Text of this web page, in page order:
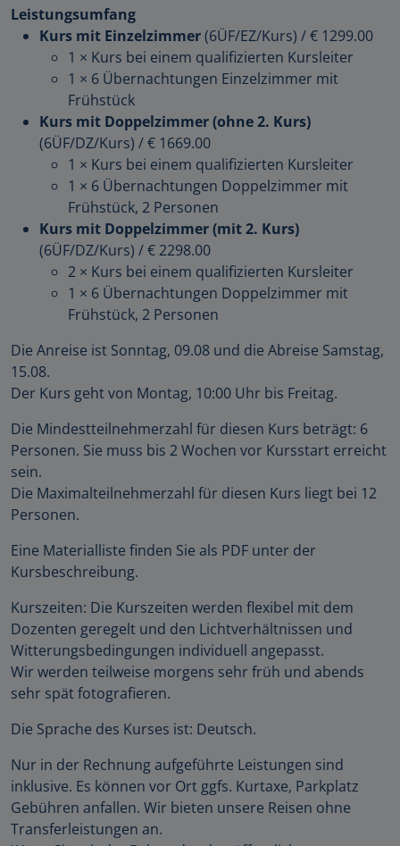
Leistungsumfang
Kurs mit Einzelzimmer(6ÜF/EZ/Kurs) /€ 1299.00
1 × Kurs bei einem qualifizierten Kursleiter
1 × 6 Übernachtungen Einzelzimmer mit
Frühstück
Kurs mit Doppelzimmer (ohne 2. Kurs)
(6ÜF/DZ/Kurs) /€ 1669.00
1 × Kurs bei einem qualifizierten Kursleiter
1 × 6 Übernachtungen Doppelzimmer mit
Frühstück, 2 Personen
Kurs mit Doppelzimmer (mit 2. Kurs)
(6ÜF/DZ/Kurs) /€ 2298.00
2 × Kurs bei einem qualifizierten Kursleiter
1 × 6 Übernachtungen Doppelzimmer mit
Frühstück, 2 Personen
Die Anreise ist Sonntag, 09.08 und die Abreise Samstag,
15.08.
Der Kurs geht von Montag, 10:00 Uhr bis Freitag.
Die Mindestteilnehmerzahl für diesen Kurs beträgt: 6
Personen. Sie muss bis 2 Wochen vor Kursstart erreicht
sein.
Die Maximalteilnehmerzahl für diesen Kurs liegt bei 12
Personen.
Eine Materialliste finden Sie als PDF unter der
Kursbeschreibung.
Kurszeiten: Die Kurszeiten werden flexibel mit dem
Dozenten geregelt und den Lichtverhältnissen und
Witterungsbedingungen individuell angepasst.
Wir werden teilweise morgens sehr früh und abends
sehr spät fotografieren.
Die Sprache des Kurses ist: Deutsch.
Nur in der Rechnung aufgeführte Leistungen sind
inklusive. Es können vor Ort ggfs. Kurtaxe, Parkplatz
Gebühren anfallen. Wir bieten unsere Reisen ohne
Transferleistungen an.